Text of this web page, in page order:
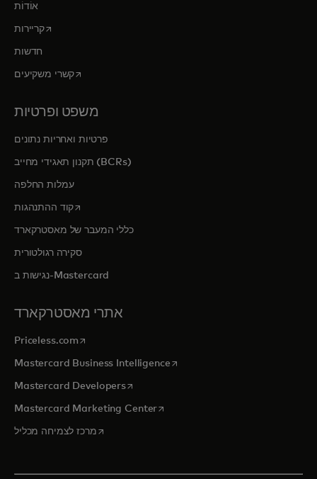
קריירותopens in a new tab
חדשות
קשרי משקיעיםopens in a new tab
משפט ופרטיות
פרטיות ואחריות נתונים
תקנון תאגידי מחייב (BCRs)
עמלות החלפה
קוד ההתנהגותopens in a new tab
כללי המעבר של מאסטרקארד
סקירה רגולטורית
נגישות ב-Mastercard
אתרי מאסטרקארד
Priceless.com opens in a new tab
Mastercard Business Intelligenceopens in a new tab
Mastercard Developersopens in a new tab
Mastercard Marketing Centeropens in a new tab
מרכז לצמיחה מכלילopens in a new tab